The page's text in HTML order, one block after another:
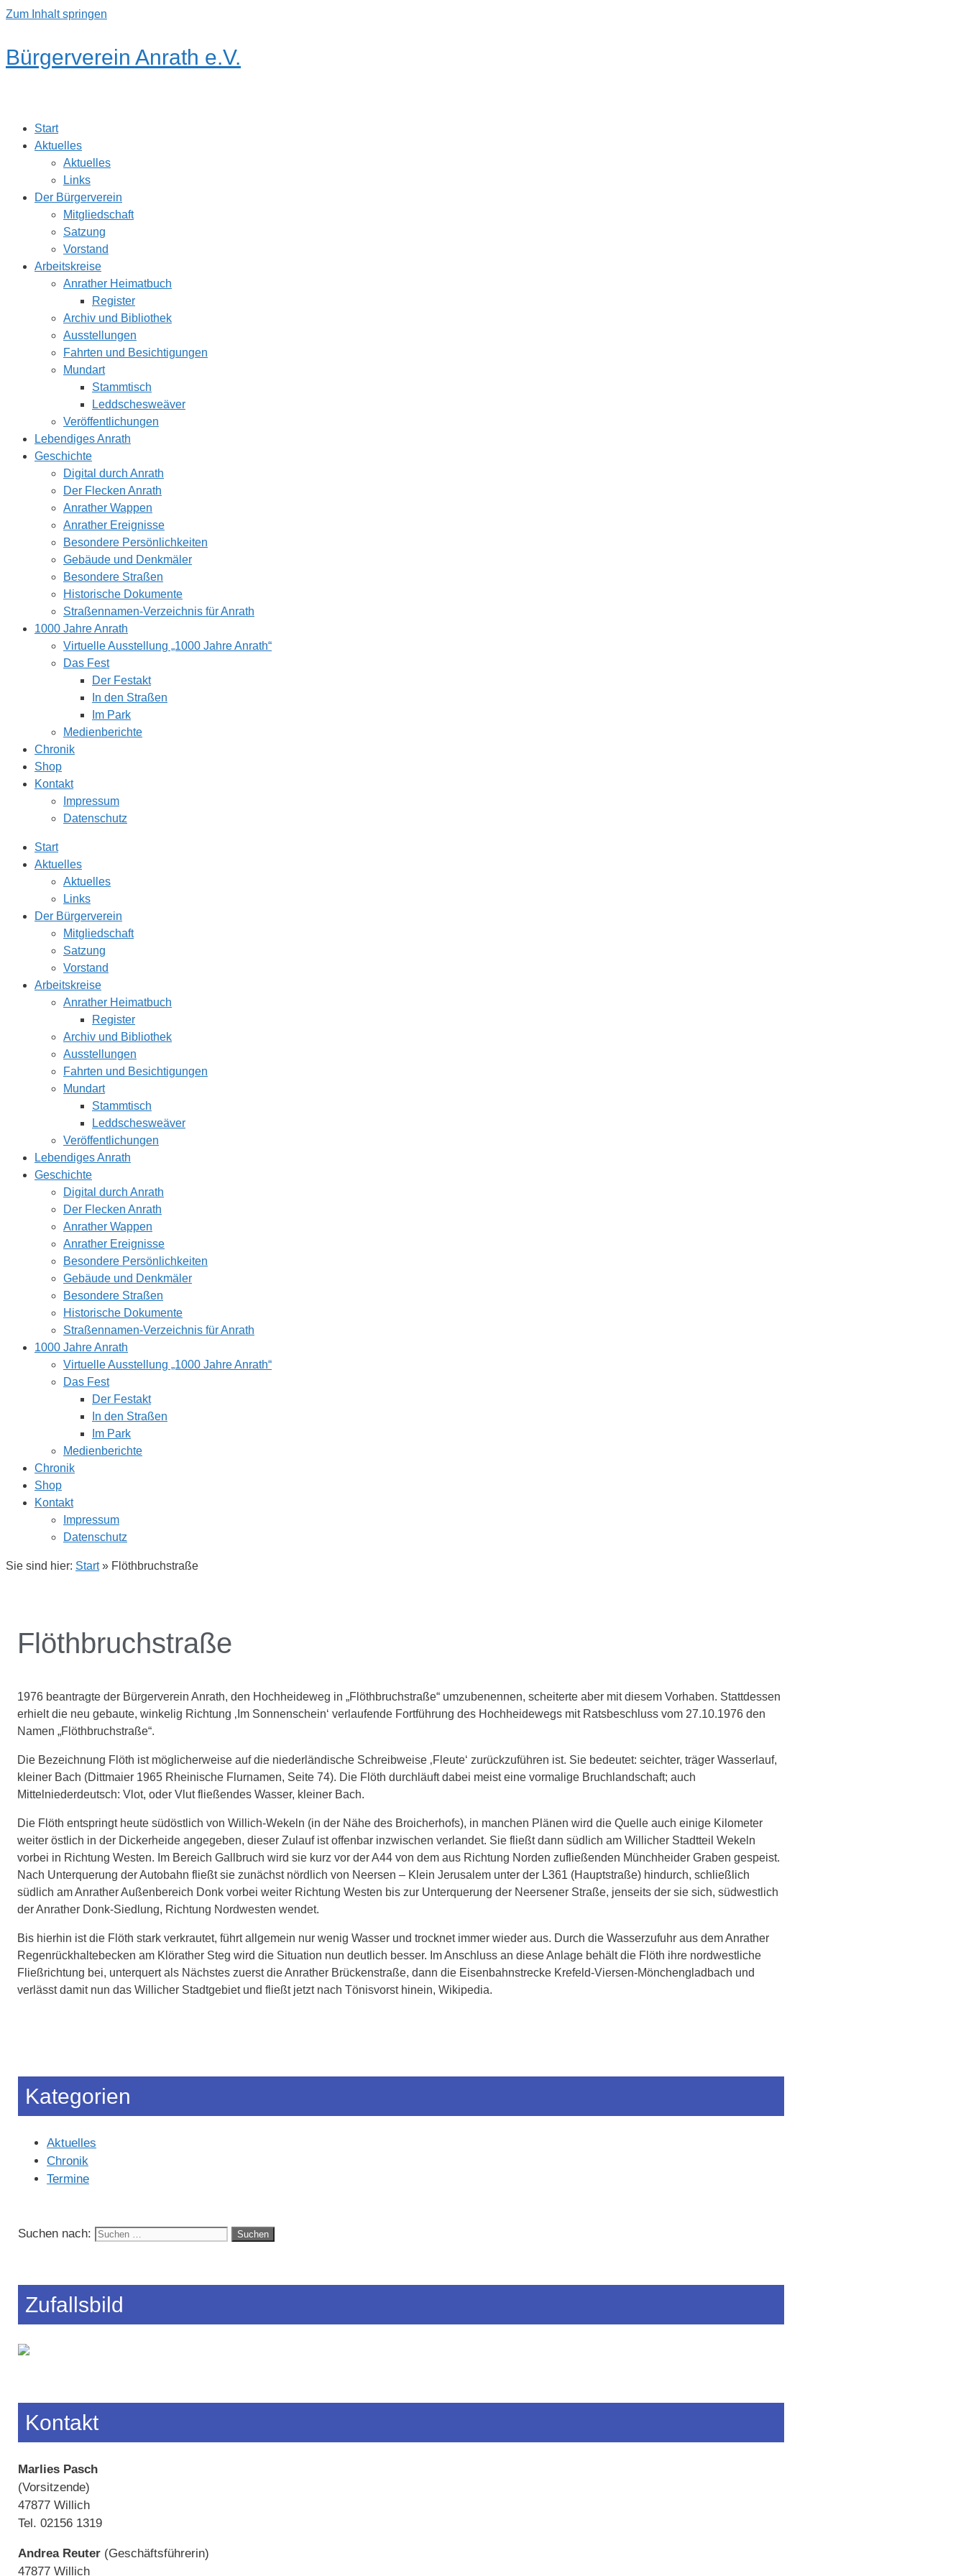
Zum Inhalt springen
Bürgerverein Anrath e.V.
Start
Aktuelles
Aktuelles
Links
Der Bürgerverein
Mitgliedschaft
Satzung
Vorstand
Arbeitskreise
Anrather Heimatbuch
Register
Archiv und Bibliothek
Ausstellungen
Fahrten und Besichtigungen
Mundart
Stammtisch
Leddschesweäver
Veröffentlichungen
Lebendiges Anrath
Geschichte
Digital durch Anrath
Der Flecken Anrath
Anrather Wappen
Anrather Ereignisse
Besondere Persönlichkeiten
Gebäude und Denkmäler
Besondere Straßen
Historische Dokumente
Straßennamen-Verzeichnis für Anrath
1000 Jahre Anrath
Virtuelle Ausstellung „1000 Jahre Anrath“
Das Fest
Der Festakt
In den Straßen
Im Park
Medienberichte
Chronik
Shop
Kontakt
Impressum
Datenschutz
Start
Aktuelles
Aktuelles
Links
Der Bürgerverein
Mitgliedschaft
Satzung
Vorstand
Arbeitskreise
Anrather Heimatbuch
Register
Archiv und Bibliothek
Ausstellungen
Fahrten und Besichtigungen
Mundart
Stammtisch
Leddschesweäver
Veröffentlichungen
Lebendiges Anrath
Geschichte
Digital durch Anrath
Der Flecken Anrath
Anrather Wappen
Anrather Ereignisse
Besondere Persönlichkeiten
Gebäude und Denkmäler
Besondere Straßen
Historische Dokumente
Straßennamen-Verzeichnis für Anrath
1000 Jahre Anrath
Virtuelle Ausstellung „1000 Jahre Anrath“
Das Fest
Der Festakt
In den Straßen
Im Park
Medienberichte
Chronik
Shop
Kontakt
Impressum
Datenschutz
Sie sind hier: Start» Flöthbruchstraße
Flöthbruchstraße
1976 beantragte der Bürgerverein Anrath, den Hochheideweg in „Flöthbruchstraße“ umzubenennen, scheiterte aber mit diesem Vorhaben. Stattdessen
erhielt die neu gebaute, winkelig Richtung ‚Im Sonnenschein‘ verlaufende Fortführung des Hochheidewegs mit Ratsbeschluss vom 27.10.1976 den
Namen „Flöthbruchstraße“.
Die Bezeichnung Flöth ist möglicherweise auf die niederländische Schreibweise ‚Fleute‘ zurückzuführen ist. Sie bedeutet: seichter, träger Wasserlauf,
kleiner Bach (Dittmaier 1965 Rheinische Flurnamen, Seite 74). Die Flöth durchläuft dabei meist eine vormalige Bruchlandschaft; auch
Mittelniederdeutsch: Vlot, oder Vlut fließendes Wasser, kleiner Bach.
Die Flöth entspringt heute südöstlich von Willich-Wekeln (in der Nähe des Broicherhofs), in manchen Plänen wird die Quelle auch einige Kilometer
weiter östlich in der Dickerheide angegeben, dieser Zulauf ist offenbar inzwischen verlandet. Sie fließt dann südlich am Willicher Stadtteil Wekeln
vorbei in Richtung Westen. Im Bereich Gallbruch wird sie kurz vor der A44 von dem aus Richtung Norden zufließenden Münchheider Graben gespeist.
Nach Unterquerung der Autobahn fließt sie zunächst nördlich von Neersen – Klein Jerusalem unter der L361 (Hauptstraße) hindurch, schließlich
südlich am Anrather Außenbereich Donk vorbei weiter Richtung Westen bis zur Unterquerung der Neersener Straße, jenseits der sie sich, südwestlich
der Anrather Donk-Siedlung, Richtung Nordwesten wendet.
Bis hierhin ist die Flöth stark verkrautet, führt allgemein nur wenig Wasser und trocknet immer wieder aus. Durch die Wasserzufuhr aus dem Anrather
Regenrückhaltebecken am Klörather Steg wird die Situation nun deutlich besser. Im Anschluss an diese Anlage behält die Flöth ihre nordwestliche
Fließrichtung bei, unterquert als Nächstes zuerst die Anrather Brückenstraße, dann die Eisenbahnstrecke Krefeld-Viersen-Mönchengladbach und
verlässt damit nun das Willicher Stadtgebiet und fließt jetzt nach Tönisvorst hinein, Wikipedia.
Kategorien
Aktuelles
Chronik
Termine
Suchen nach:
Zufallsbild
Kontakt
Marlies Pasch
(Vorsitzende)
47877 Willich
Tel. 02156 1319
Andrea Reuter (Geschäftsführerin)
47877 Willich